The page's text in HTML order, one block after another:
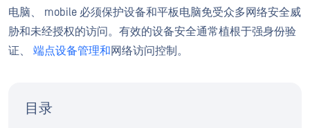
电脑、 mobile 必须保护设备和平板电脑免受众多网络安全威
胁和未经授权的访问。有效的设备安全通常植根于强身份验
证、 端点设备管理和网络访问控制。
目录